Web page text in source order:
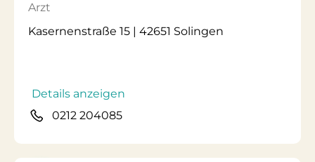
Arzt
Kasernenstraße 15 | 42651 Solingen
Details anzeigen
0212 204085